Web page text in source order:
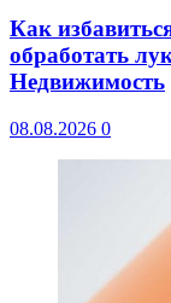
Как
обработать
Недвижимость
08.08.2026 0